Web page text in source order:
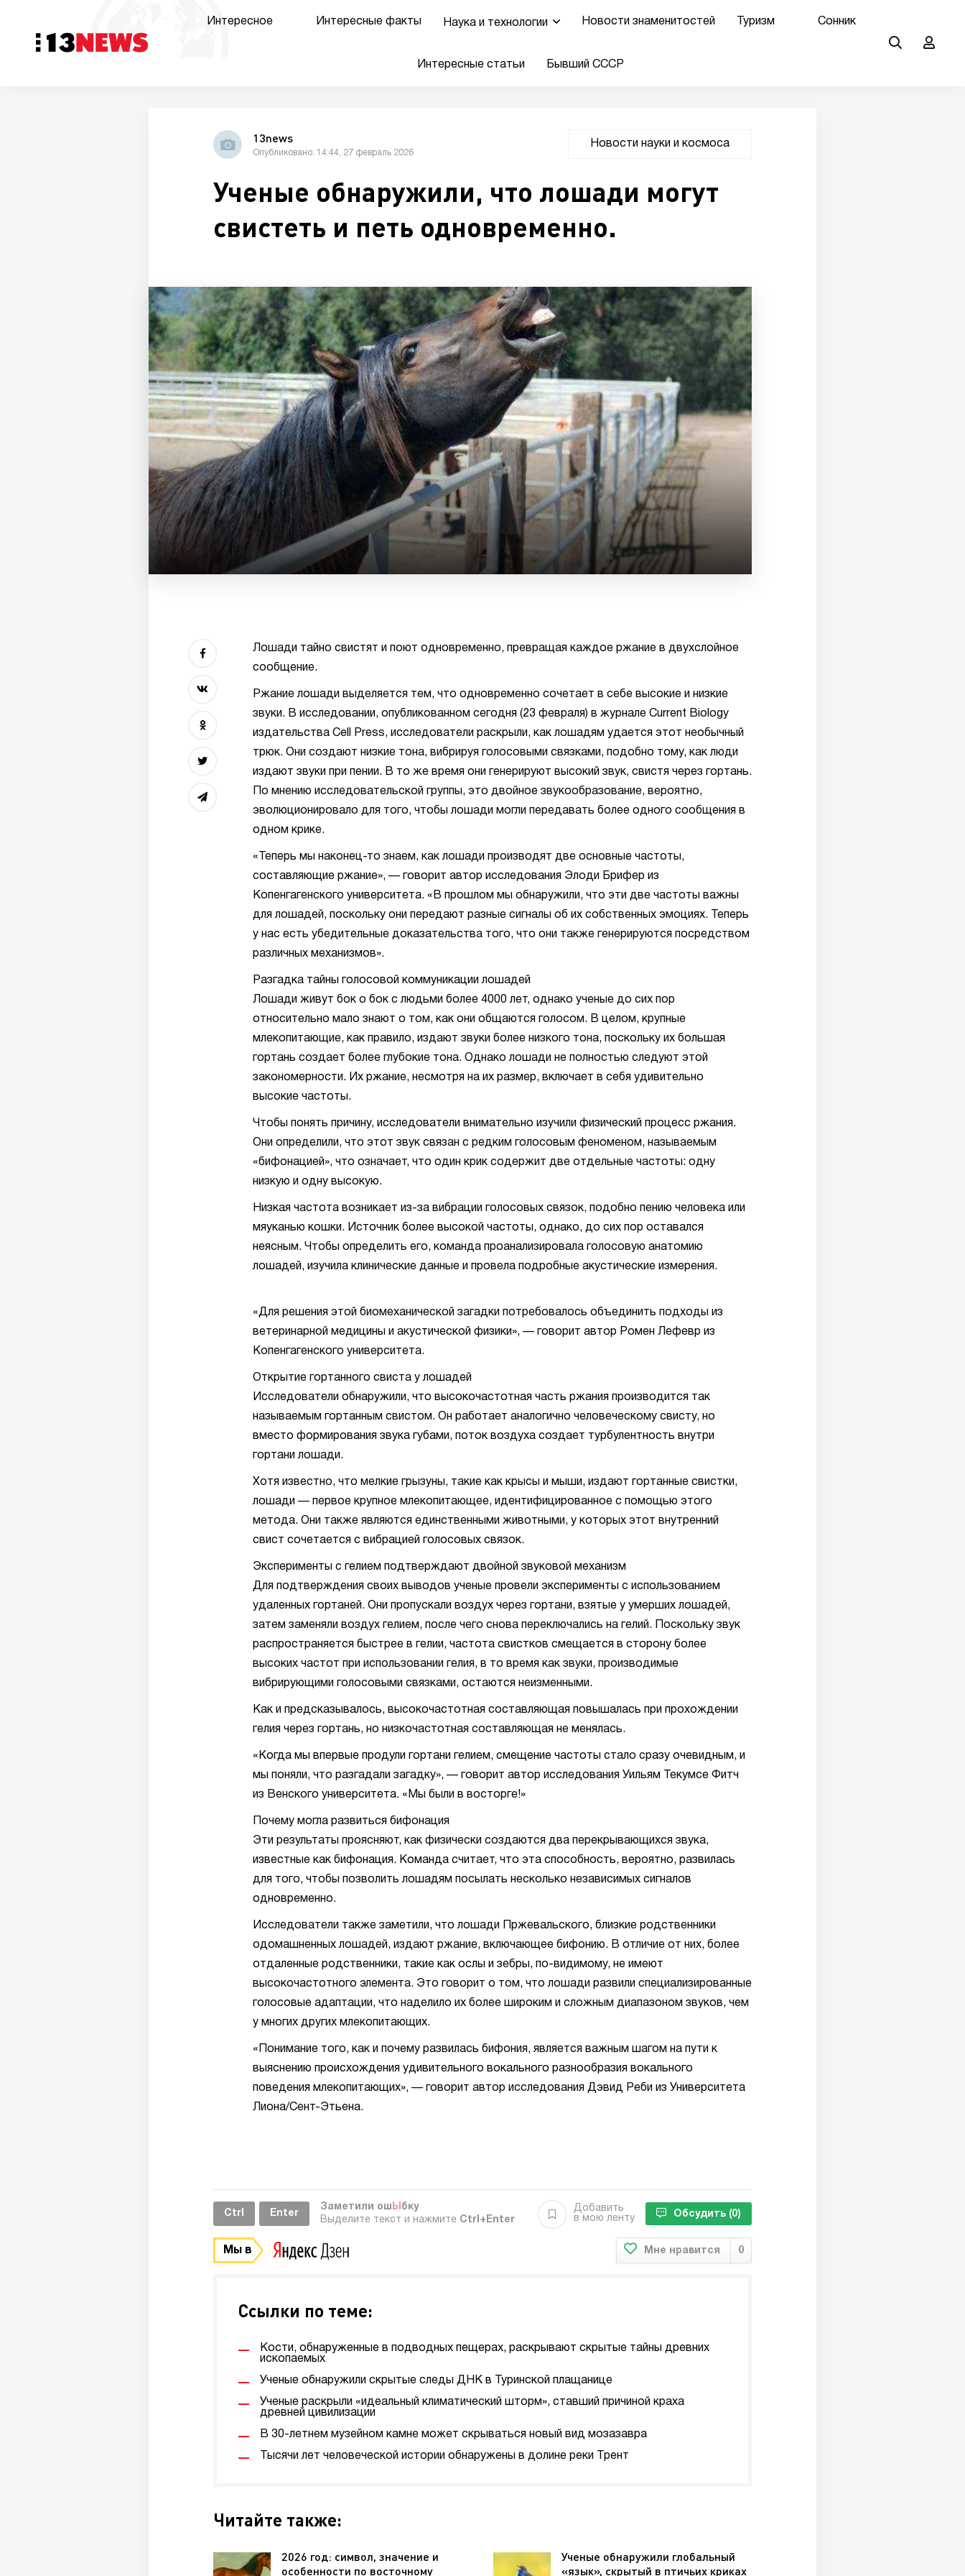
Интересное Интересные факты Наука и технологии Новости знаменитостей Туризм Сонник
Интересные статьи Бывший СССР
13news
Опубликовано: 14:44, 27 февраль 2026
Новости науки и космоса
Ученые обнаружили, что лошади могут
свистеть и петь одновременно.
Лошади тайно свистят и поют одновременно, превращая каждое ржание в двухслойное
сообщение.
Ржание лошади выделяется тем, что одновременно сочетает в себе высокие и низкие
звуки. В исследовании, опубликованном сегодня (23 февраля) в журнале Current Biology
издательства Cell Press, исследователи раскрыли, как лошадям удается этот необычный
трюк. Они создают низкие тона, вибрируя голосовыми связками, подобно тому, как люди
издают звуки при пении. В то же время они генерируют высокий звук, свистя через гортань.
По мнению исследовательской группы, это двойное звукообразование, вероятно,
эволюционировало для того, чтобы лошади могли передавать более одного сообщения в
одном крике.
«Теперь мы наконец-то знаем, как лошади производят две основные частоты,
составляющие ржание», — говорит автор исследования Элоди Брифер из
Копенгагенского университета. «В прошлом мы обнаружили, что эти две частоты важны
для лошадей, поскольку они передают разные сигналы об их собственных эмоциях. Теперь
у нас есть убедительные доказательства того, что они также генерируются посредством
различных механизмов».
Разгадка тайны голосовой коммуникации лошадей
Лошади живут бок о бок с людьми более 4000 лет, однако ученые до сих пор
относительно мало знают о том, как они общаются голосом. В целом, крупные
млекопитающие, как правило, издают звуки более низкого тона, поскольку их большая
гортань создает более глубокие тона. Однако лошади не полностью следуют этой
закономерности. Их ржание, несмотря на их размер, включает в себя удивительно
высокие частоты.
Чтобы понять причину, исследователи внимательно изучили физический процесс ржания.
Они определили, что этот звук связан с редким голосовым феноменом, называемым
«бифонацией», что означает, что один крик содержит две отдельные частоты: одну
низкую и одну высокую.
Низкая частота возникает из-за вибрации голосовых связок, подобно пению человека или
мяуканью кошки. Источник более высокой частоты, однако, до сих пор оставался
неясным. Чтобы определить его, команда проанализировала голосовую анатомию
лошадей, изучила клинические данные и провела подробные акустические измерения.
«Для решения этой биомеханической загадки потребовалось объединить подходы из
ветеринарной медицины и акустической физики», — говорит автор Ромен Лефевр из
Копенгагенского университета.
Открытие гортанного свиста у лошадей
Исследователи обнаружили, что высокочастотная часть ржания производится так
называемым гортанным свистом. Он работает аналогично человеческому свисту, но
вместо формирования звука губами, поток воздуха создает турбулентность внутри
гортани лошади.
Хотя известно, что мелкие грызуны, такие как крысы и мыши, издают гортанные свистки,
лошади — первое крупное млекопитающее, идентифицированное с помощью этого
метода. Они также являются единственными животными, у которых этот внутренний
свист сочетается с вибрацией голосовых связок.
Эксперименты с гелием подтверждают двойной звуковой механизм
Для подтверждения своих выводов ученые провели эксперименты с использованием
удаленных гортаней. Они пропускали воздух через гортани, взятые у умерших лошадей,
затем заменяли воздух гелием, после чего снова переключались на гелий. Поскольку звук
распространяется быстрее в гелии, частота свистков смещается в сторону более
высоких частот при использовании гелия, в то время как звуки, производимые
вибрирующими голосовыми связками, остаются неизменными.
Как и предсказывалось, высокочастотная составляющая повышалась при прохождении
гелия через гортань, но низкочастотная составляющая не менялась.
«Когда мы впервые продули гортани гелием, смещение частоты стало сразу очевидным, и
мы поняли, что разгадали загадку», — говорит автор исследования Уильям Текумсе Фитч
из Венского университета. «Мы были в восторге!»
Почему могла развиться бифонация
Эти результаты проясняют, как физически создаются два перекрывающихся звука,
известные как бифонация. Команда считает, что эта способность, вероятно, развилась
для того, чтобы позволить лошадям посылать несколько независимых сигналов
одновременно.
Исследователи также заметили, что лошади Пржевальского, близкие родственники
одомашненных лошадей, издают ржание, включающее бифонию. В отличие от них, более
отдаленные родственники, такие как ослы и зебры, по-видимому, не имеют
высокочастотного элемента. Это говорит о том, что лошади развили специализированные
голосовые адаптации, что наделило их более широким и сложным диапазоном звуков, чем
у многих других млекопитающих.
«Понимание того, как и почему развилась бифония, является важным шагом на пути к
выяснению происхождения удивительного вокального разнообразия вокального
поведения млекопитающих», — говорит автор исследования Дэвид Реби из Университета
Лиона/Сент-Этьена.
Ctrl Enter
Заметили ош Ы бку
Выделите текст и нажмите Ctrl+Enter
Добавить
в мою ленту
Обсудить (0)
Мы в Мне нравится 0
Ссылки по теме:
Кости, обнаруженные в подводных пещерах, раскрывают скрытые тайны древних
ископаемых
Ученые обнаружили скрытые следы ДНК в Туринской плащанице
Ученые раскрыли «идеальный климатический шторм», ставший причиной краха
древней цивилизации
В 30-летнем музейном камне может скрываться новый вид мозазавра
Тысячи лет человеческой истории обнаружены в долине реки Трент
Читайте также:
2026 год: символ, значение и
особенности по восточному
Ученые обнаружили глобальный
«язык», скрытый в птичьих криках